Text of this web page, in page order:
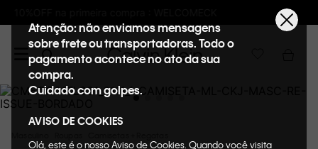
Frete GRÁTIS nas compras acima de R$600
Atenção: não enviamos mensagens
sobre frete ou transportadoras. Todo o
pagamento acontece no ato da sua
compra.
Cuidado com golpes.
AVISO DE COOKIES
Olá, este é o nosso Aviso de Cookies. Quando você visita